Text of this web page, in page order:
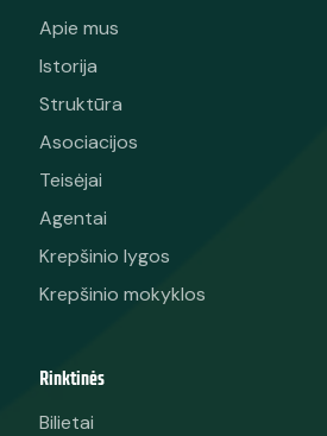
Apie mus
Istorija
Struktūra
Asociacijos
Teisėjai
Agentai
Krepšinio lygos
Krepšinio mokyklos
Rinktinės
Bilietai